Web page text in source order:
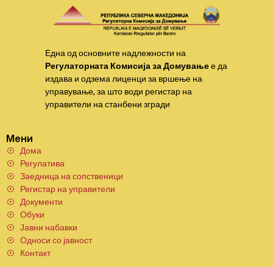
Една од основните надлежности на
Регулаторната Комисија за Домувањее да
издава и одзема лиценци за вршење на
управување, за што води регистар на
управители на станбени згради
Мени
Дома
Регулатива
Заедница на сопственици
Регистар на управители
Документи
Обуки
Јавни набавки
Односи со јавност
Контакт